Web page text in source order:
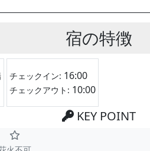
宿の特徴
チェックイン: 16:00
チェックアウト: 10:00
KEY POINT